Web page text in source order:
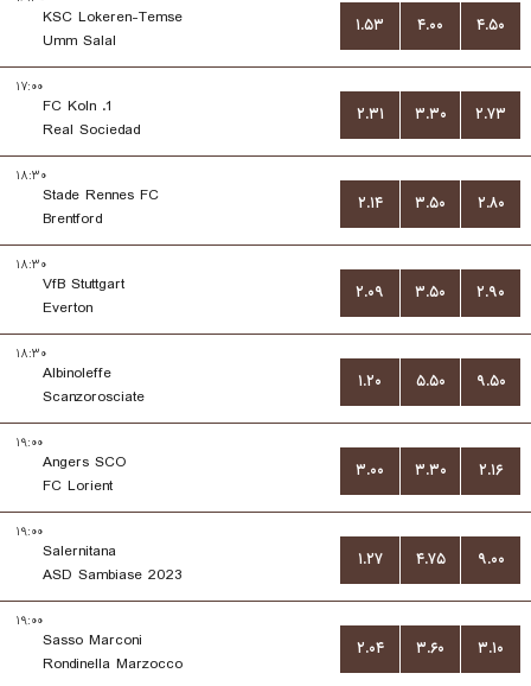
KSC Lokeren-Temse
Umm Salal
۱.۵۳ ۴.۰۰ ۴.۵۰
۱۷:۰۰
1. FC Koln
Real Sociedad
۲.۳۱ ۳.۳۰ ۲.۷۳
۱۸:۳۰
Stade Rennes FC
Brentford
۲.۱۴ ۳.۵۰ ۲.۸۰
۱۸:۳۰
VfB Stuttgart
Everton
۲.۰۹ ۳.۵۰ ۲.۹۰
۱۸:۳۰
Albinoleffe
Scanzorosciate
۱.۲۰ ۵.۵۰ ۹.۵۰
۱۹:۰۰
Angers SCO
FC Lorient
۳.۰۰ ۳.۳۰ ۲.۱۶
۱۹:۰۰
Salernitana
ASD Sambiase 2023
۱.۲۷ ۴.۷۵ ۹.۰۰
۱۹:۰۰
Sasso Marconi
Rondinella Marzocco
۲.۰۴ ۳.۶۰ ۳.۱۰